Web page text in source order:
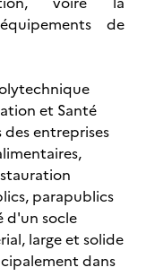
de
et Santé
entreprises
parapublics
d'un socle
large et solide
dans